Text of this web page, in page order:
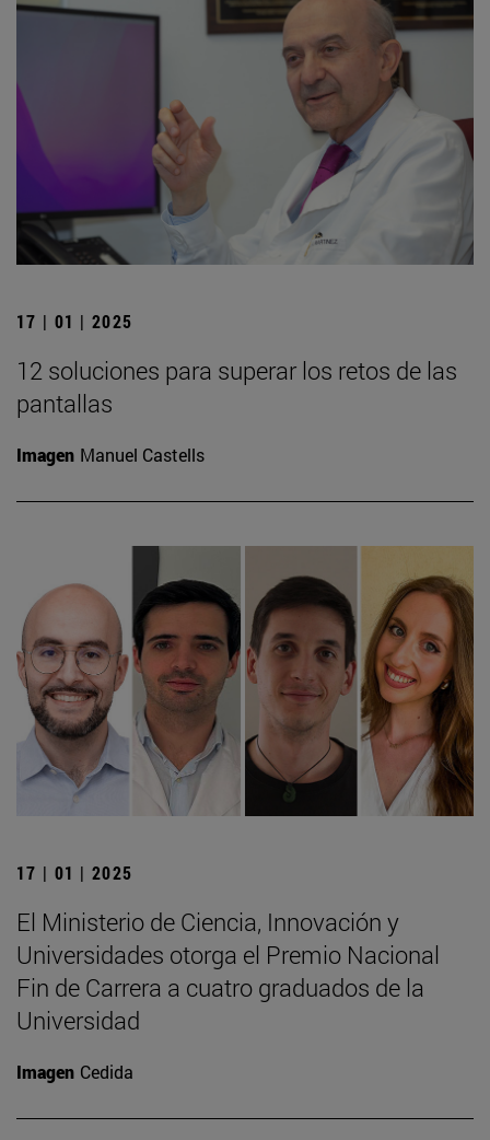
17 | 01 | 2025
12 soluciones para superar los retos de las
pantallas
Imagen Manuel Castells
17 | 01 | 2025
El Ministerio de Ciencia, Innovación y
Universidades otorga el Premio Nacional
Fin de Carrera a cuatro graduados de la
Universidad
Imagen Cedida